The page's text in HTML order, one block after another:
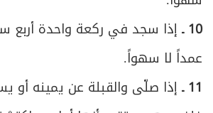
10 ـ إذا سجد في ركعة واحدة أربع
عمداً لا سهواً.
11 ـ إذا صلّى والقبلة عن يمينه أو